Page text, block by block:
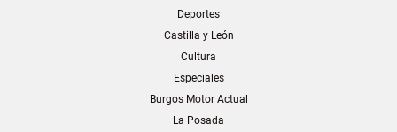
Deportes
Castilla y León
Cultura
Especiales
Burgos Motor Actual
La Posada